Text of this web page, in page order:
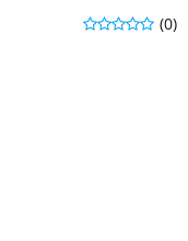
(0)